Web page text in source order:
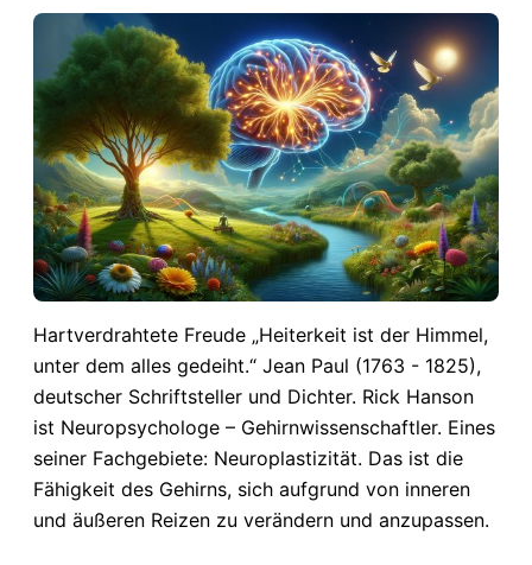
Hartverdrahtete Freude „Heiterkeit ist der Himmel,
unter dem alles gedeiht.“ Jean Paul (1763 - 1825),
deutscher Schriftsteller und Dichter. Rick Hanson
ist Neuropsychologe – Gehirnwissenschaftler. Eines
seiner Fachgebiete: Neuroplastizität. Das ist die
Fähigkeit des Gehirns, sich aufgrund von inneren
und äußeren Reizen zu verändern und anzupassen.